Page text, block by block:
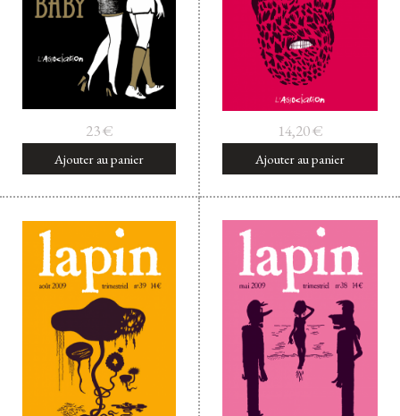
23€
Ajouter au panier
14,20€
Ajouter au panier